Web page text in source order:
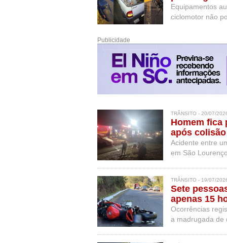
Equipamentos
ciclomotor não
Publicidade
TRÂNSITO - 20/07/
Homem fica
após
Acidente entre
em São
TRÂNSITO - 19/07/
Sete
apenas 15
Ocorrências
a madrugada de